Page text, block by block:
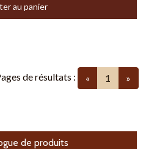
au panier
« 1 (current)
»
de résultats :
de produits